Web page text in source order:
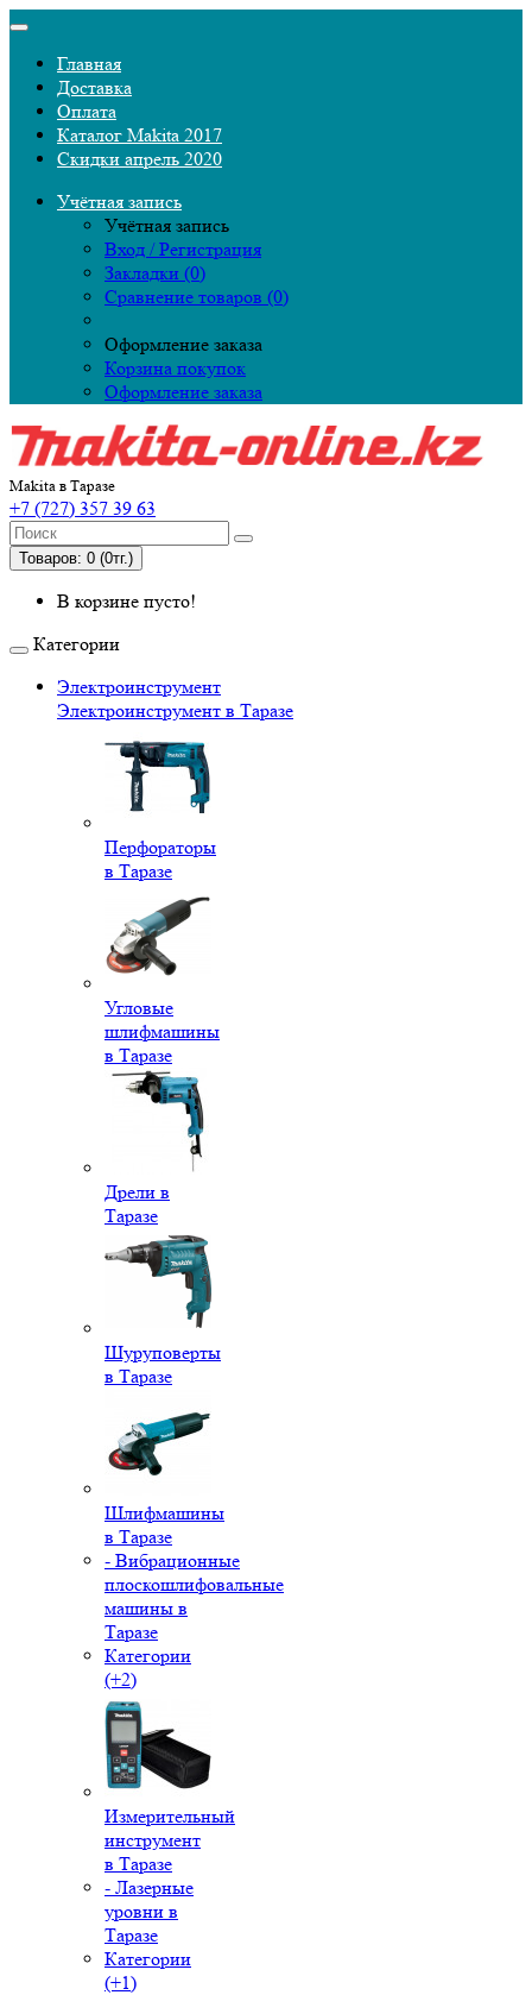
Главная
Доставка
Оплата
Каталог Makita 2017
Скидки апрель 2020
Учётная запись
Учётная запись
Вход / Регистрация
Закладки (0)
Сравнение товаров (0)
Оформление заказа
Корзина покупок
Оформление заказа
Makita в Таразе
+7 (727) 357 39 63
Товаров: 0 (0тг.)
В корзине пусто!
Категории
Электроинструмент
Электроинструмент в Таразе
Перфораторы
в Таразе
Угловые
шлифмашины
в Таразе
Дрели в
Таразе
Шуруповерты
в Таразе
Шлифмашины
в Таразе
- Вибрационные
плоскошлифовальные
машины в
Таразе
Категории
(+2)
Измерительный
инструмент
в Таразе
- Лазерные
уровни в
Таразе
Категории
(+1)